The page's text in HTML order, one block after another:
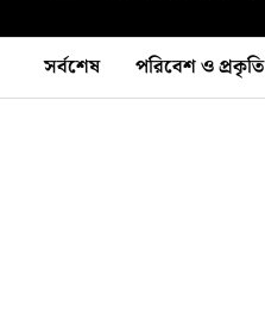
সর্বশেষ পরিবেশ ও প্রকৃতি